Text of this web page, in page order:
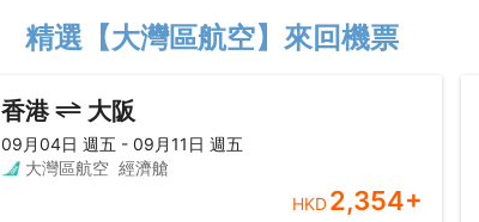
精選【大灣區航空】來回機票
香港 大阪
09月04日 週五 - 09月11日 週五
大灣區航空 經濟艙
HKD2,354+